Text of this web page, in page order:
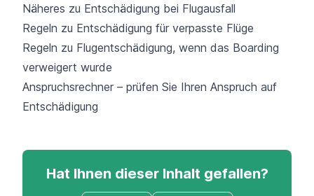
Näheres zu Entschädigung bei Flugausfall
Regeln zu Entschädigung für verpasste Flüge
Regeln zu Flugentschädigung, wenn das Boarding
verweigert wurde
Anspruchsrechner – prüfen Sie Ihren Anspruch auf
Entschädigung
Hat Ihnen dieser Inhalt gefallen?